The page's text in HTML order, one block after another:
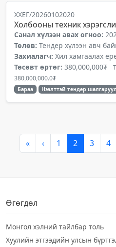
ХХЕГ/20260102020
Холбооны техник
Санал хүлээн авах огноо:
Төлөв: Тендер хүлээн авч
Захиалагч: Хил хамгаалах
Төсөвт өртөг: 380,000,000₮
380,000,000.0₮
Бараа Нээлттэй тендер
« ‹ 1 2 3 4
Өгөгдөл
Монгол хэлний тайлбар толь
Хуулийн этгээдийн улсын